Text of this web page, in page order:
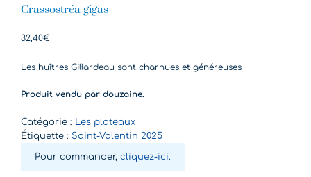
Crassostréa gigas
32,40€
Les huîtres Gillardeau sont charnues et généreuses
Produit vendu par douzaine.
Catégorie : Les plateaux
Étiquette : Saint-Valentin 2025
Pour commander, cliquez-ici.